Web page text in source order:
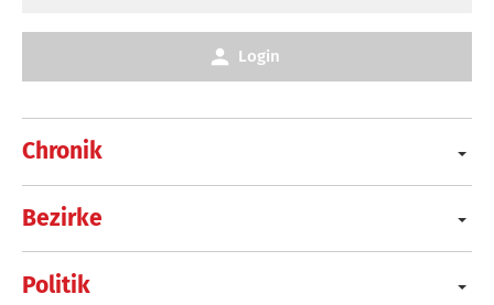
Chronik
Bezirke
Politik
Login